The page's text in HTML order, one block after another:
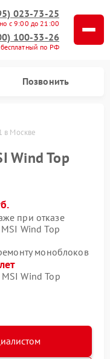
023-73-25
с 9:00 до 21:00
100-33-26
по РФ
Позвонить
в Москве
Wind Top
при отказе
Wind Top
моноблоков
Wind Top